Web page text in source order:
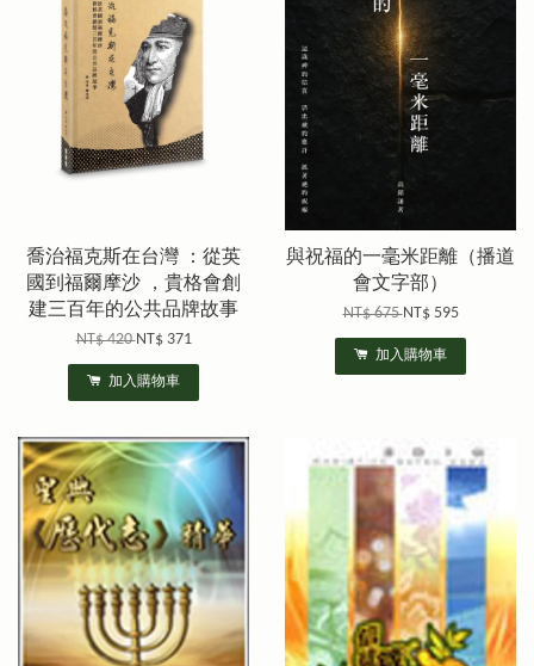
喬治福克斯在台灣 ：從英
國到福爾摩沙 ，貴格會創
建三百年的公共品牌故事
NT$ 420NT$ 371
加入購物車
與祝福的一毫米距離（播道
會文字部）
NT$ 675NT$ 595
加入購物車